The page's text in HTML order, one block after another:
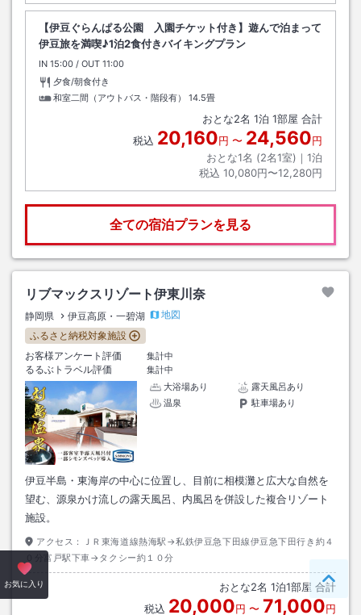
【伊豆ぐらんぱる公園 入園チケット付き】遊んで泊まって
伊豆旅を満喫♪1泊2食付きバイキングプラン
IN チェックイン
15:00 / OUT チェックアウト
11:00
夕食/朝食付き
和室二間（アウトバス・階段有）
14.5畳
おとな2名 1泊 1部屋 合計
税込 20,160円 〜 24,560円
おとな1名 (2名1室)｜ 1泊
税込 10,080円〜12,280円
全ての宿泊プランを見る
リブマックスリゾート伊東川奈
静岡県 伊豆高原・一碧湖
地図
ふるさと納税対象施設
お客様アンケート評価
集計中
るるぶトラベル評価
集計中
大浴場あり
露天風呂あり
温泉
駐車場あり
伊豆半島・東海岸の中心に位置し、目前に相模灘と広大な自然を
望む、源泉かけ流しの露天風呂、内風呂を併設した複合リゾート
施設。
アクセス：
ＪＲ東海道線熱海駅→私鉄伊豆急下田線伊豆急下田行き約４
０分富戸駅下車→タクシー約１０分
おとな2名 1泊1部屋 合計
税込 20,000円 〜 71,000円
お気に入り ペー